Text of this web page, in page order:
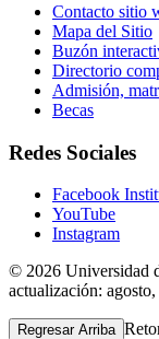
Contacto sitio
Mapa del Sitio
Buzón
Directorio
Admisión,
Becas
Redes Sociales
Facebook
YouTube
Instagram
© 2026 Universidad
actualización:
Regresar Arriba